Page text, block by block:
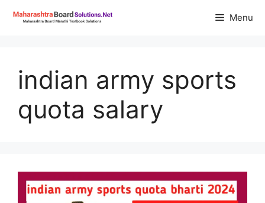
Menu
indian army sports
quota salary